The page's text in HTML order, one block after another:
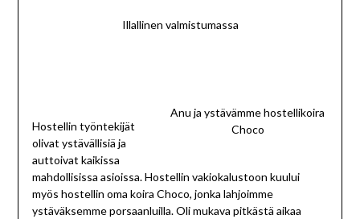
Illallinen valmistumassa
Anu ja ystävämme hostellikoira
Choco
Hostellin työntekijät
olivat ystävällisiä ja
auttoivat kaikissa
mahdollisissa asioissa. Hostellin vakiokalustoon kuului
myös hostellin oma koira Choco, jonka lahjoimme
ystäväksemme porsaanluilla. Oli mukava pitkästä aikaa